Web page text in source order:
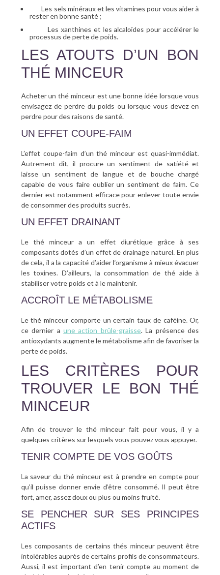
Les sels minéraux et les vitamines pour vous aider à
rester en bonne santé ;
Les xanthines et les alcaloïdes pour accélérer le
processus de perte de poids.
LES ATOUTS D’UN BON
THÉ MINCEUR
Acheter un thé minceur est une bonne idée lorsque vous
envisagez de perdre du poids ou lorsque vous devez en
perdre pour des raisons de santé.
UN EFFET COUPE-FAIM
L’effet coupe-faim d’un thé minceur est quasi-immédiat.
Autrement dit, il procure un sentiment de satiété et
laisse un sentiment de langue et de bouche chargé
capable de vous faire oublier un sentiment de faim. Ce
dernier est notamment efficace pour enlever toute envie
de consommer des produits sucrés.
UN EFFET DRAINANT
Le thé minceur a un effet diurétique grâce à ses
composants dotés d’un effet de drainage naturel. En plus
de cela, il a la capacité d’aider l’organisme à mieux évacuer
les toxines. D’ailleurs, la consommation de thé aide à
stabiliser votre poids et à le maintenir.
ACCROÎT LE MÉTABOLISME
Le thé minceur comporte un certain taux de caféine. Or,
ce dernier aune action brûle-graisse. La présence des
antioxydants augmente le métabolisme afin de favoriser la
perte de poids.
LES CRITÈRES POUR
TROUVER LE BON THÉ
MINCEUR
Afin de trouver le thé minceur fait pour vous, il y a
quelques critères sur lesquels vous pouvez vous appuyer.
TENIR COMPTE DE VOS GOÛTS
La saveur du thé minceur est à prendre en compte pour
qu’il puisse donner envie d’être consommé. Il peut être
fort, amer, assez doux ou plus ou moins fruité.
SE PENCHER SUR SES PRINCIPES
ACTIFS
Les composants de certains thés minceur peuvent être
intolérables auprès de certains profils de consommateurs.
Aussi, il est important d’en tenir compte au moment de